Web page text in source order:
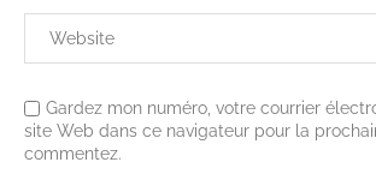
Gardez mon numéro, votre courrier
site Web dans ce navigateur pour la
commentez.